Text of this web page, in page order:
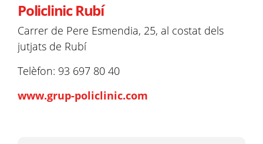
Policlinic Rubí
Carrer de Pere Esmendia, 25, al costat dels
jutjats de Rubí
Telèfon: 93 697 80 40
www.grup-policlinic.com